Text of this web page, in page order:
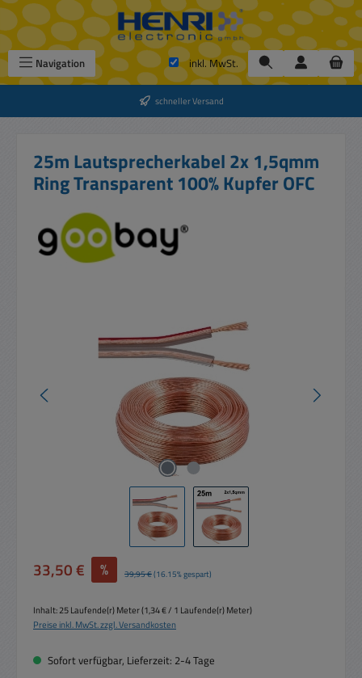
Zum Hauptinhalt springen
Navigation inkl. MwSt.
schneller Versand
25m Lautsprecherkabel 2x 1,5qmm
Ring Transparent 100% Kupfer OFC
Verkaufspreis:
33,50 € % Regulärer Preis:
39,95 €(16.15% gespart)
Inhalt:25 Laufende(r) Meter(1,34 € / 1 Laufende(r) Meter)
Preise inkl. MwSt. zzgl. Versandkosten
Sofort verfügbar, Lieferzeit: 2-4 Tage